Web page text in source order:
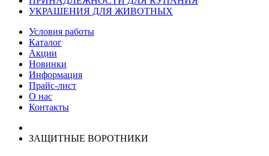
УКРАШЕНИЯ ДЛЯ ЖИВОТНЫХ
Условия работы
Каталог
Акции
Новинки
Информация
Прайс-лист
О нас
Контакты
ЗАЩИТНЫЕ ВОРОТНИКИ